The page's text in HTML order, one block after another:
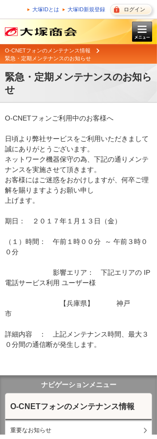
大塚IDとは 大塚ID新規登録 ログイン
O-CNETフォンのメンテナンス情報
緊急・定期メンテナンスのお知らせ
緊急・定期メンテナンスのお知ら
せ
O-CNETフォンご利用中のお客様へ
日頃より弊社サービスをご利用いただきまして
誠にありがとうございます。
ネットワーク機器保守の為、下記の通りメンテ
ナンスを実施させて頂きます。
お客様にはご迷惑をおかけしますが、何卒ご理
解を賜りますようお願い申し
上げます。
期日：　２０１７年１月１３日（金）
（１）時間：　午前１時００分  ～ 午前３時０
０分
影響エリア：　下記エリアの IP
電話サービス利用 ユーザー様
【兵庫県】　　　 神戸
市
詳細内容　：　上記メンテナンス時間、最大３
０分間の通信断が発生します。
ナビゲーションメニュー
O-CNETフォンのメンテナンス情報
重要なお知らせ